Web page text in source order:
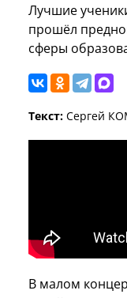
Лучшие
прошёл
сферы
Текст: Сергей
В малом